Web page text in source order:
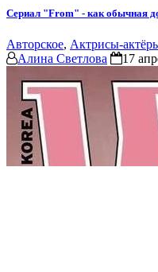
Сериал "From" - как обычная
Авторское, Актрисы-
Алина Светлова
17